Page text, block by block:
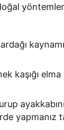
kaşığı
yapmanız